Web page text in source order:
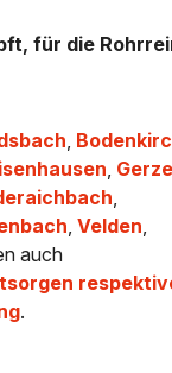
für die
,
,
,
,Velden,
auch
.